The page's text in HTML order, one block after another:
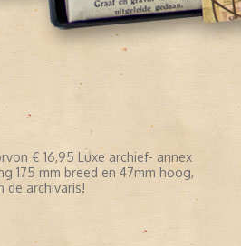
€ 16,95 Luxe archief- annex
175 mm breed en 47mm hoog,
de archivaris!